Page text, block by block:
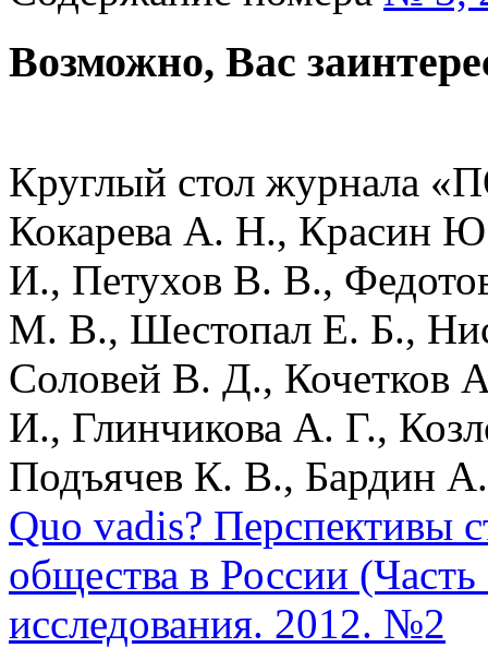
Возможно, Вас
Круглый стол журнала
Кокарева А. Н., Красин
И., Петухов В. В.,
М. В., Шестопал Е. Б.,
Соловей В. Д., Кочетков
И., Глинчикова А. Г.,
Подъячев К. В., Бардин
Quo vadis? Перспективы
общества в России
исследования. 2012. №2